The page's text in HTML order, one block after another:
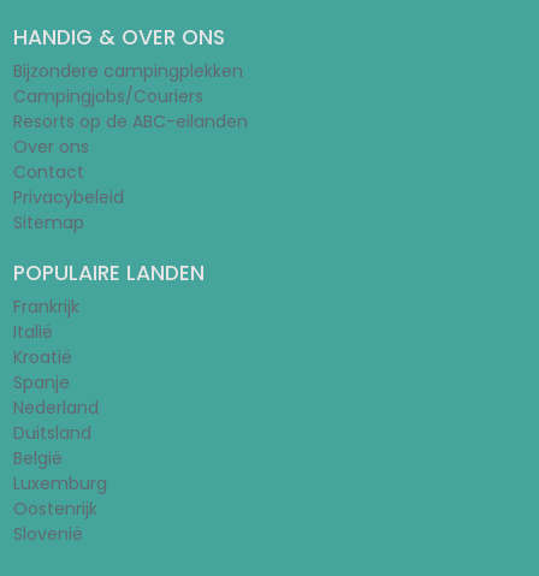
HANDIG & OVER ONS
Bijzondere campingplekken
Campingjobs/Couriers
Resorts op de ABC-eilanden
Over ons
Contact
Privacybeleid
Sitemap
POPULAIRE LANDEN
Frankrijk
Italië
Kroatië
Spanje
Nederland
Duitsland
België
Luxemburg
Oostenrijk
Slovenië